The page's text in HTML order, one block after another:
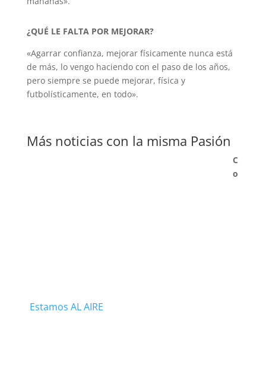
¿QUÉ LE FALTA POR MEJORAR?
«Agarrar confianza, mejorar físicamente nunca está
de más, lo vengo haciendo con el paso de los años,
pero siempre se puede mejorar, física y
futbolísticamente, en todo».
Más noticias con la misma Pasión
Estamos AL AIRE
C
o